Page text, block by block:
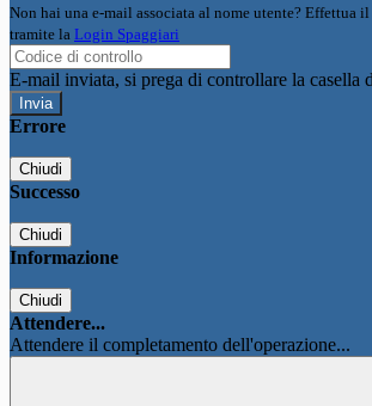
Non hai una e-mail associata al nome utente? Effettua il
tramite la Login Spaggiari
E-mail inviata, si prega di controllare la casella
Errore
Chiudi
Successo
Chiudi
Informazione
Chiudi
Attendere...
Attendere il completamento dell'operazione...